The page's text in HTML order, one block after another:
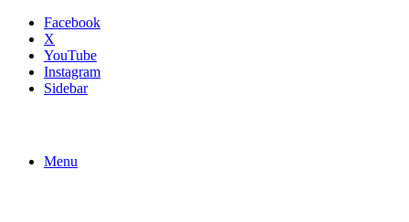
Facebook
X
YouTube
Instagram
Sidebar
Menu